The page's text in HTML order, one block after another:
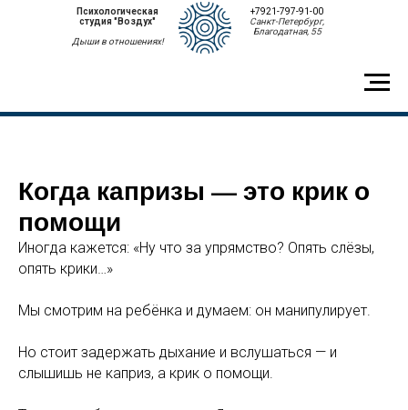
Психологическая
студия "Воздух"
Дыши в отношениях!
+7921-797-91-00
Санкт-Петербург,
Благодатная, 55
Когда капризы — это крик о
помощи
Иногда кажется: «Ну что за упрямство? Опять слёзы,
опять крики…»
Мы смотрим на ребёнка и думаем: он манипулирует.
Но стоит задержать дыхание и вслушаться — и
слышишь не каприз, а крик о помощи.